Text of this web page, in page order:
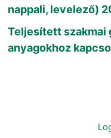
nappali, levelező)
Teljesített szakmai
anyagokhoz